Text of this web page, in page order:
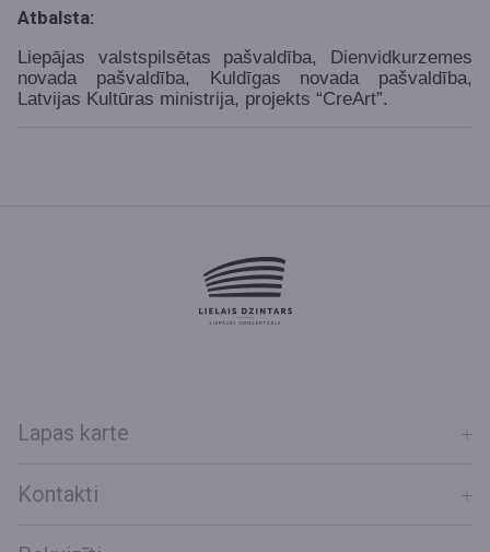
Atbalsta:
Liepājas valstspilsētas pašvaldība, Dienvidkurzemes
novada pašvaldība, Kuldīgas novada pašvaldība,
Latvijas Kultūras ministrija, projekts “CreArt”.
Lapas karte
Kontakti